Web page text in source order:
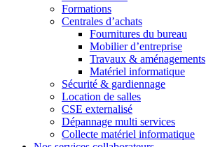
Formations
Centrales d’achats
Fournitures du bureau
Mobilier d’entreprise
Travaux & aménagements
Matériel informatique
Sécurité & gardiennage
Location de salles
CSE externalisé
Dépannage multi services
Collecte matériel informatique